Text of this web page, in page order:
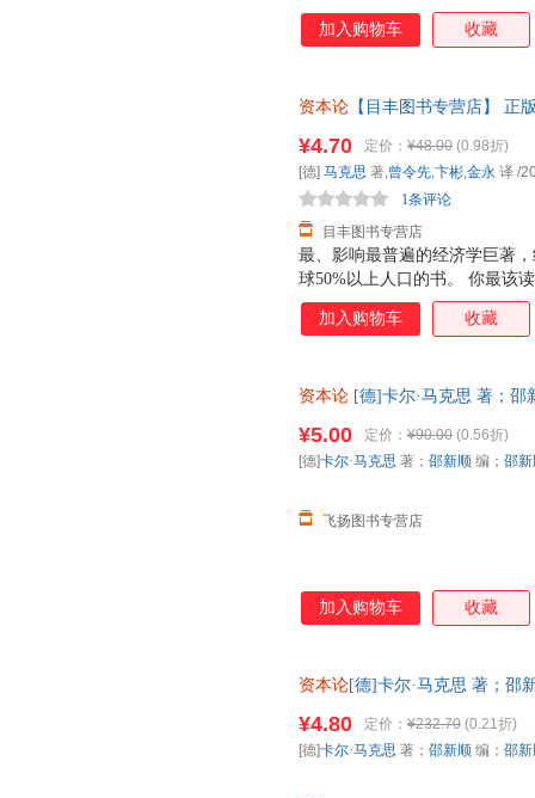
马克思经济学说中最主要的著
更是研究资本主义社会经济形
程。他认为，所有哲学家所做
加入购物车 收藏
资本论 【目丰图书专营店】 正
最、影响最普遍的经济学巨著
球50%以上人口的书。 你最该
领域一览无遗的体系之书。 影
学批判。 《资本论》从资本的
创立了庞大而深邃的劳动价值
¥4.70 定价： ¥48.00 (0.98折)
目丰图书专营店
1条评论
[德] 马克思 著,曾令先,卞彬,金永 译 /
加入购物车 收藏
资本论 [德]卡尔·马克思 著；
¥5.00 定价： ¥90.00 (0.56折)
飞扬图书专营店
[德]卡尔·马克思 著； 邵新顺 编； 邵
加入购物车 收藏
资本论[德]卡尔·马克思 著；邵
¥4.80 定价： ¥232.70 (0.21折)
[德]卡尔·马克思 著； 邵新顺 编； 邵